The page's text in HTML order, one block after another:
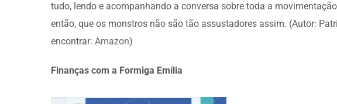
tudo, lendo e acompanhando a conversa sobre toda a
então, que os monstros não são tão assustadores assim. (Autor:
encontrar: Amazon)
Finanças com a Formiga Emília